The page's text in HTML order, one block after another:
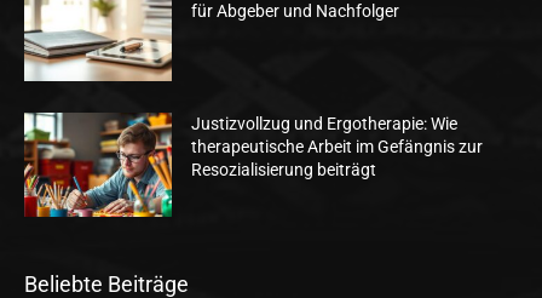
für Abgeber und Nachfolger
Justizvollzug und Ergotherapie: Wie
therapeutische Arbeit im Gefängnis zur
Resozialisierung beiträgt
Beliebte Beiträge